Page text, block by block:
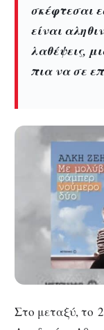
σκέφτεσαι
είναι
λαθέψεις,
πια να σε
Στο μεταξύ, το